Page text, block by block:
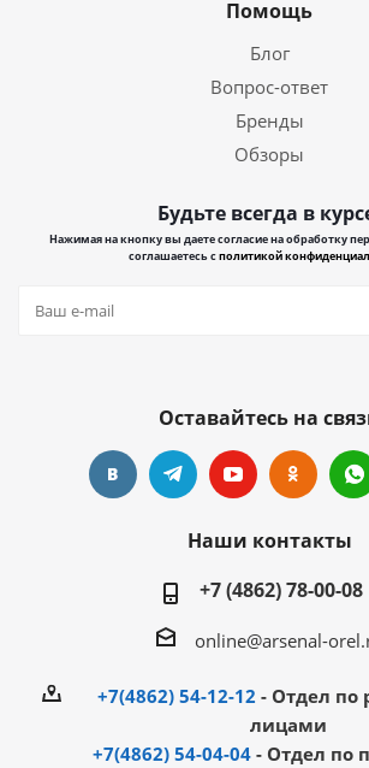
Помощь
Блог
Вопрос-ответ
Бренды
Обзоры
Будьте всегда в
Нажимая на кнопку вы даете согласие на обработку
соглашаетесь сполитикой
Оставайтесь на
Наши контакты
+7 (4862) 78-00-08
online@arsenal-
+7(4862) 54-12-12 - Отдел по
лицами
+7(4862) 54-04-04 - Отдел по